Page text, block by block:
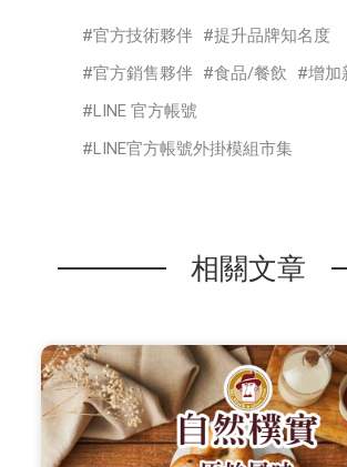
官方技術夥伴
提升品牌知名度
官方銷售夥伴
食品/餐飲
增加
LINE 官方帳號
LINE官方帳號外掛模組市集
相關文章